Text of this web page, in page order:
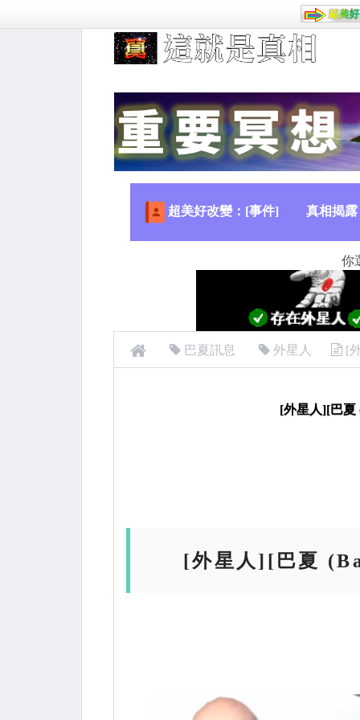
超美好改變：[事件] 真相揭露
你
巴夏訊息 外星人 [
[外星人][巴夏
[外星人][巴夏